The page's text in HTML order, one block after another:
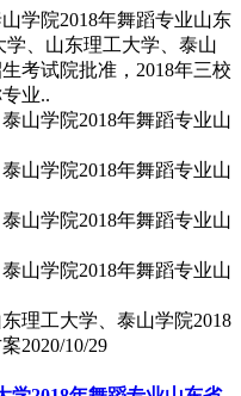
学院2018年舞蹈专业山东
、山东理工大学、泰山
考试院批准，2018年三校
业..
理工大学、泰山学院2018
2020/10/29